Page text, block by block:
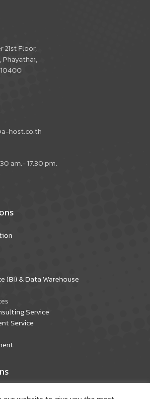
21st Floor,
host.co.th
am.- 17.30 pm.
(BI) & Data Warehouse
Service
Service